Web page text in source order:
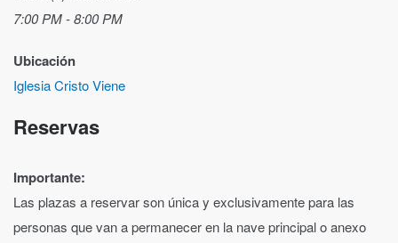
7:00 PM - 8:00 PM
Ubicación
Iglesia Cristo Viene
Reservas
Importante:
Las plazas a reservar son única y exclusivamente para las
personas que van a permanecer en la nave principal o anexo